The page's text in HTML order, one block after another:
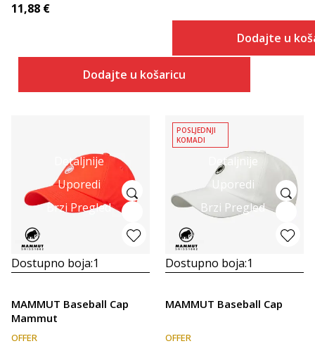
11,88 €
Dodajte u košaricu
Dodajte u
Detaljnije
Uporedi
Brzi Pregled
Dostupno boja:1
MAMMUT Baseball Cap
Mammut
OFFER
Detaljnije
Uporedi
Brzi Pregled
POSLJEDNJI
KOMADI
Dostupno boja:1
MAMMUT Baseball Cap
OFFER